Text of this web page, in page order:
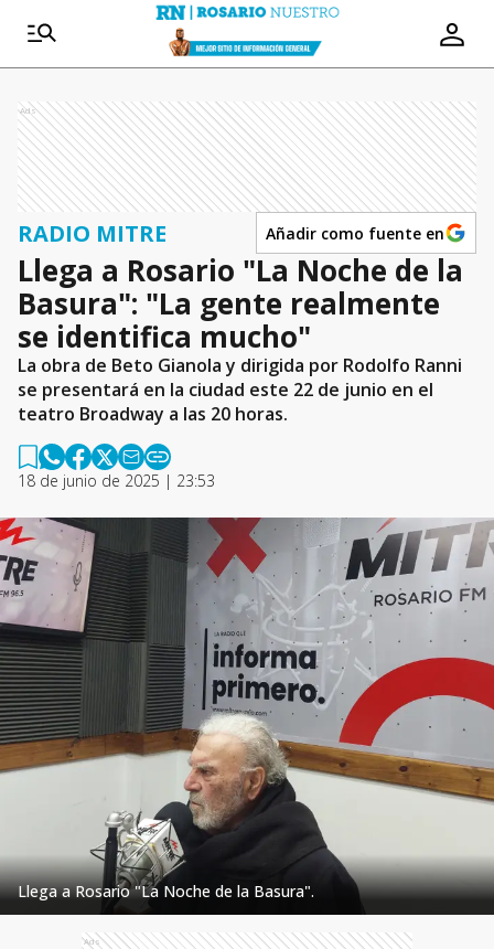
Ads
RADIO MITRE Añadir como fuente en
Llega a Rosario "La Noche de la
Basura": "La gente realmente
se identifica mucho"
La obra de Beto Gianola y dirigida por Rodolfo Ranni
se presentará en la ciudad este 22 de junio en el
teatro Broadway a las 20 horas.
18 de junio de 2025 | 23:53
Llega a Rosario "La Noche de la Basura".
Ads